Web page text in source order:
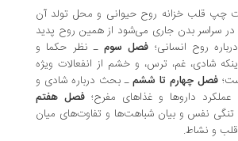
چپ قلب خزانه روح حیوانی و محل تولد آن
سراسر بدن جاری می‌شود از همین روح پدید
روح انسانی؛ فصل سوم ـ نظر حکما و
شادی، غم، ترس، و خشم از انفعالات ویژه
فصل چهارم تا ششمـ بحث درباره شادی و
داروها و غذاهای مفرح؛ فصل هفتم
نفس و بیان شباهت‌ها و تفاوت‌های میان
قلب و نشاط.